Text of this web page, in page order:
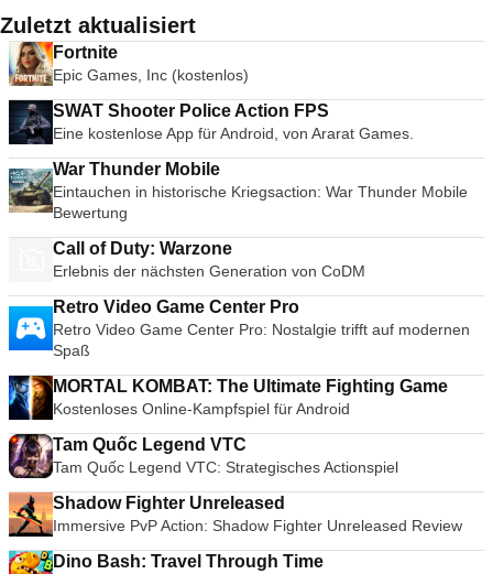
Zuletzt aktualisiert
Fortnite
Epic Games, Inc (kostenlos)
SWAT Shooter Police Action FPS
Eine kostenlose App für Android, von Ararat Games.
War Thunder Mobile
Eintauchen in historische Kriegsaction: War Thunder Mobile
Bewertung
Call of Duty: Warzone
Erlebnis der nächsten Generation von CoDM
Retro Video Game Center Pro
Retro Video Game Center Pro: Nostalgie trifft auf modernen
Spaß
MORTAL KOMBAT: The Ultimate Fighting Game
Kostenloses Online-Kampfspiel für Android
Tam Quốc Legend VTC
Tam Quốc Legend VTC: Strategisches Actionspiel
Shadow Fighter Unreleased
Immersive PvP Action: Shadow Fighter Unreleased Review
Dino Bash: Travel Through Time